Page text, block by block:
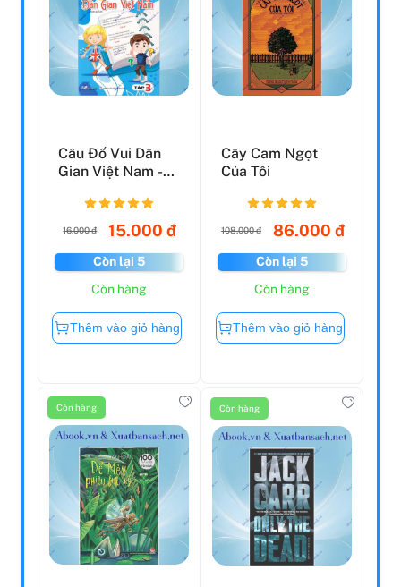
Câu Đố Vui Dân
Gian Việt Nam -
16.000 đ 15.000 đ
Còn lại 5
Còn hàng
Thêm vào giỏ hàng
Cây Cam Ngọt
Của Tôi
108.000 đ 86.000 đ
Còn lại 5
Còn hàng
Thêm vào giỏ hàng
Còn hàng Còn hàng